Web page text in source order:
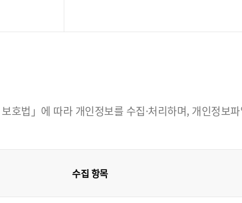
법」에 따라 개인정보를 수집·처리하며, 개인정보
수집 항목